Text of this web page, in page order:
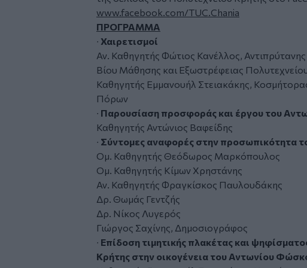
www.facebook.com/TUC.Chania
ΠΡΟΓΡΑΜΜΑ
∙ Χαιρετισμοί
Αν. Καθηγητής Φώτιος Κανέλλος,
Βίου Μάθησης και Εξωστρέφειας
Καθηγητής Εμμανουήλ Στειακάκης,
Πόρων
∙ Παρουσίαση προσφοράς και έργου του
Καθηγητής Αντώνιος Βαφείδης
∙ Σύντομες αναφορές στην προσωπικότητα
Ομ. Καθηγητής Θεόδωρος Μαρκόπουλος
Ομ. Καθηγητής Κίμων Χρηστάνης
Αν. Καθηγητής Φραγκίσκος Παυλουδάκης
Δρ. Θωμάς Γεντζής
Δρ. Νίκος Λυγερός
Γιώργος Σαχίνης, Δημοσιογράφος
∙ Επίδοση τιμητικής πλακέτας και
Κρήτης στην οικογένεια του Αντωνίου